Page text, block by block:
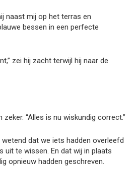
naast mij op het terras en
bessen in een perfecte
zei hij zacht terwijl hij naar de
zeker. “Alles is nu wiskundig correct.”
dat we iets hadden overleefd
uit te wissen. En dat wij in plaats
opnieuw hadden geschreven.